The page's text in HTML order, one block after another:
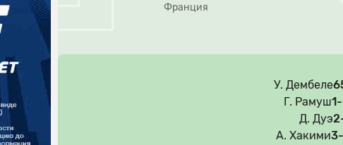
Франция
У. Дембеле
Г. Рамуш
Д. Дуэ
А. Хакими